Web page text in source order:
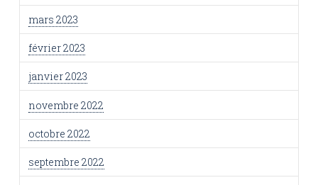
mars 2023
février 2023
janvier 2023
novembre 2022
octobre 2022
septembre 2022